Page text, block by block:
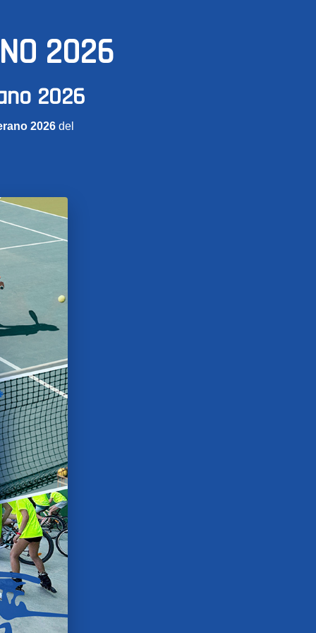
2026
2026
2026 del